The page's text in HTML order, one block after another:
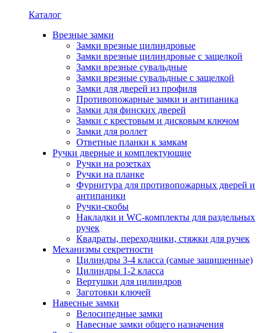
Каталог
Врезные замки
Замки врезные цилиндровые
Замки врезные цилиндровые с защелкой
Замки врезные сувальдные
Замки врезные сувальдные с защелкой
Замки для дверей из профиля
Противопожарные замки и антипаника
Замки для финских дверей
Замки с крестовым и дисковым ключом
Замки для роллет
Ответные планки к замкам
Ручки дверные и комплектующие
Ручки на розетках
Ручки на планке
Фурнитура для противопожарных дверей и
антипаники
Ручки-скобы
Накладки и WC-комплекты для раздельных
ручек
Квадраты, переходники, стяжки для ручек
Механизмы секретности
Цилиндры 3-4 класса (самые защищенные)
Цилиндры 1-2 класса
Вертушки для цилиндров
Заготовки ключей
Навесные замки
Велосипедные замки
Навесные замки общего назначения